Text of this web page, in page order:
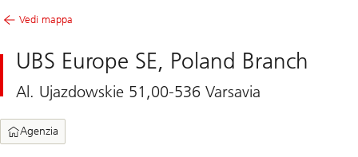
Vedi mappa
UBS Europe SE, Poland Branch
Al. Ujazdowskie 51,00-536 Varsavia
Agenzia